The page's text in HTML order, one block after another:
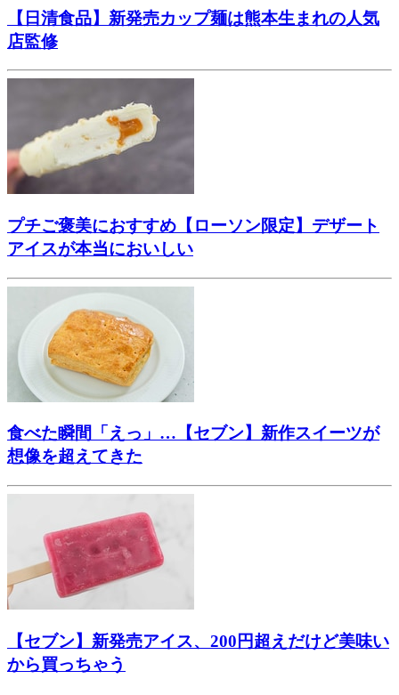
【日清食品】新発売カップ麺は熊本生まれの人気
店監修
プチご褒美におすすめ【ローソン限定】デザート
アイスが本当においしい
食べた瞬間「えっ」…【セブン】新作スイーツが
想像を超えてきた
【セブン】新発売アイス、200円超えだけど美味い
から買っちゃう